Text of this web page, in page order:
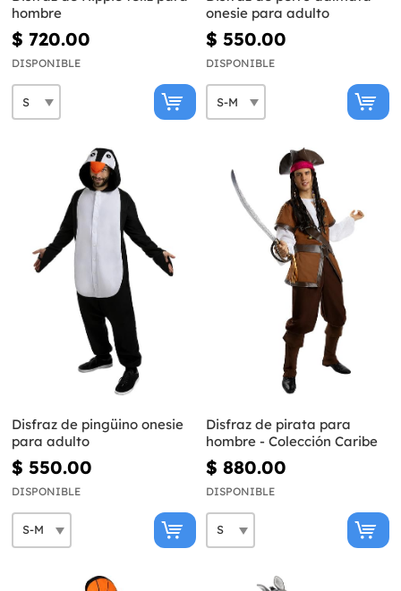
hombre
$ 720.00
DISPONIBLE
onesie para adulto
$ 550.00
DISPONIBLE
Disfraz de pingüino onesie
para adulto
$ 550.00
DISPONIBLE
Disfraz de pirata para
hombre - Colección Caribe
$ 880.00
DISPONIBLE